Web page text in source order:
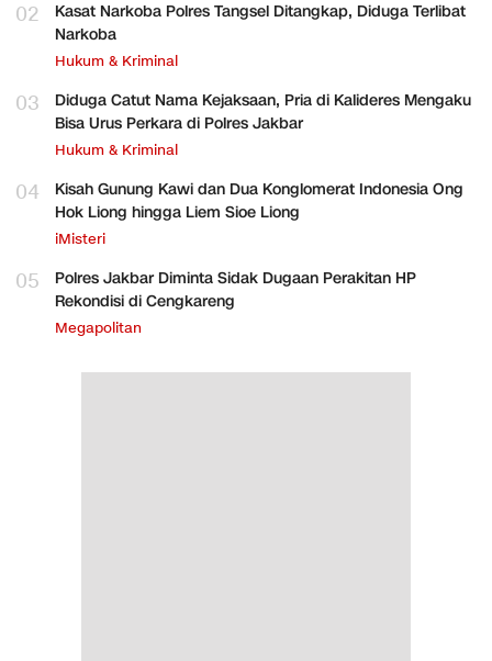
02
Kasat Narkoba Polres Tangsel Ditangkap, Diduga Terlibat
Narkoba
Hukum & Kriminal
03
Diduga Catut Nama Kejaksaan, Pria di Kalideres Mengaku
Bisa Urus Perkara di Polres Jakbar
Hukum & Kriminal
04
Kisah Gunung Kawi dan Dua Konglomerat Indonesia Ong
Hok Liong hingga Liem Sioe Liong
iMisteri
05
Polres Jakbar Diminta Sidak Dugaan Perakitan HP
Rekondisi di Cengkareng
Megapolitan